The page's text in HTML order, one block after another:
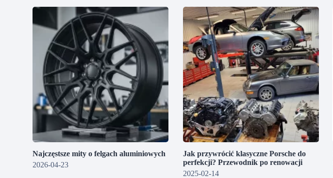
Najczęstsze mity o felgach aluminiowych
2026-04-23
Jak przywrócić klasyczne Porsche do
perfekcji? Przewodnik po renowacji
2025-02-14